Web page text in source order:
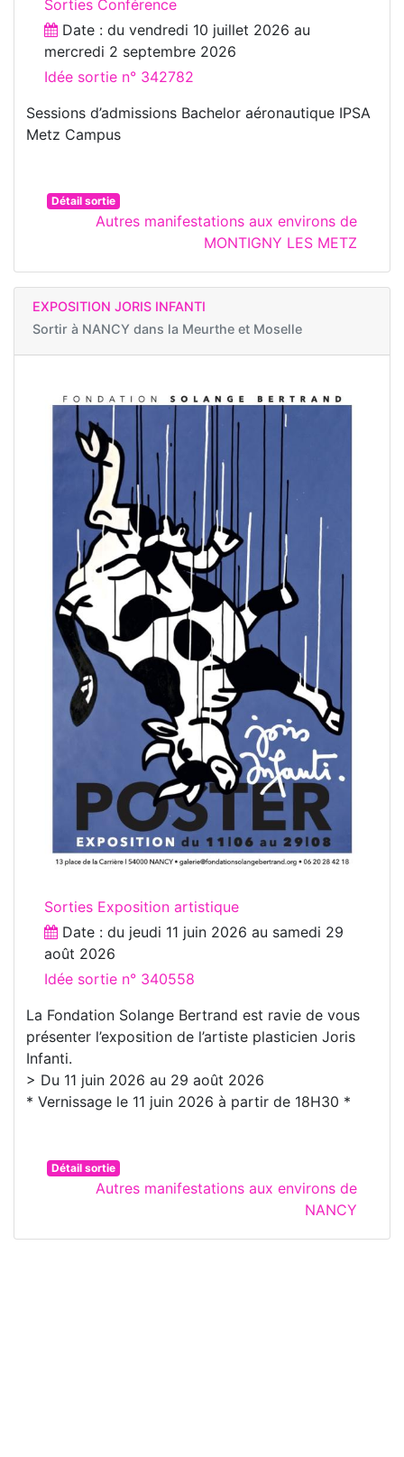
Sorties Conférence
Date : du vendredi 10 juillet 2026 au
mercredi 2 septembre 2026
Idée sortie n° 342782
Sessions d’admissions Bachelor aéronautique IPSA
Metz Campus
Détail sortie
Autres manifestations aux environs de
MONTIGNY LES METZ
EXPOSITION JORIS INFANTI
Sortir à NANCY dans la Meurthe et Moselle
Sorties Exposition artistique
Date : du jeudi 11 juin 2026 au samedi 29
août 2026
Idée sortie n° 340558
La Fondation Solange Bertrand est ravie de vous
présenter l’exposition de l’artiste plasticien Joris
Infanti.
> Du 11 juin 2026 au 29 août 2026
* Vernissage le 11 juin 2026 à partir de 18H30 *
Détail sortie
Autres manifestations aux environs de
NANCY